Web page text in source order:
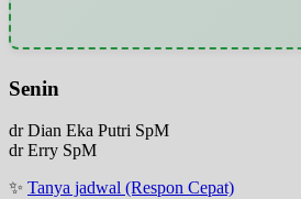
Senin
dr Dian Eka Putri SpM
dr Erry SpM
✨ Tanya jadwal (Respon Cepat)